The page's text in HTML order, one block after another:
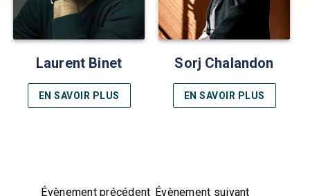
Laurent Binet
EN SAVOIR PLUS
Sorj Chalandon
EN SAVOIR PLUS
Évènement précédent Évènement suivant